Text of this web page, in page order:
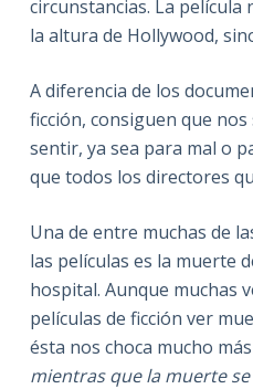
circunstancias. La
la altura de Hollywood,
A diferencia de los
ficción, consiguen que
sentir, ya sea para mal o
que todos los directores
Una de entre muchas de
las películas es la muerte
hospital. Aunque muchas
películas de ficción ver
ésta nos choca mucho
mientras que la muerte